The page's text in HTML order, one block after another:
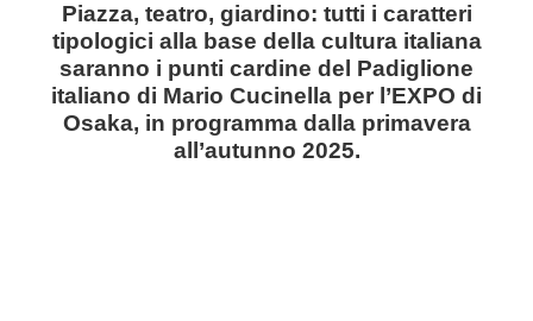
Piazza, teatro, giardino: tutti i caratteri
tipologici alla base della cultura italiana
saranno i punti cardine del Padiglione
italiano di Mario Cucinella per l’EXPO di
Osaka, in programma dalla primavera
all’autunno 2025.